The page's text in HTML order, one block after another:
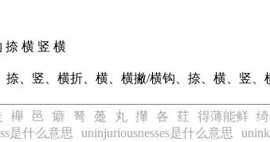
捺 横 竖 横
、竖、横折、横、横撇/横钩、捺、横、竖、
櫸 邑 癖 弩 躉 丸 攆 各 荭 得薄能鲜
是什么意思 uninjuriousnesses是什么意思